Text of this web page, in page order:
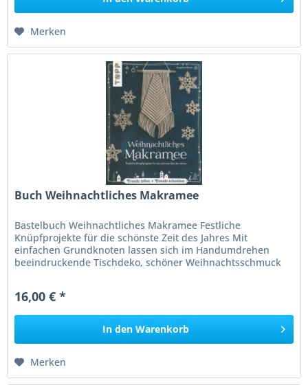
Merken
Buch Weihnachtliches Makramee
Bastelbuch Weihnachtliches Makramee Festliche
Knüpfprojekte für die schönste Zeit des Jahres Mit
einfachen Grundknoten lassen sich im Handumdrehen
beeindruckende Tischdeko, schöner Weihnachtsschmuck
16,00 € *
In den Warenkorb
Merken